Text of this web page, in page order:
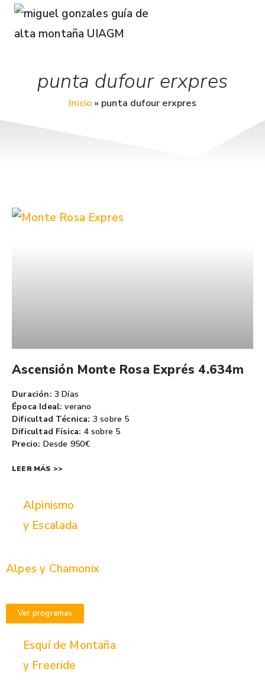
punta dufour erxpres
Inicio » punta dufour erxpres
Ascensión Monte Rosa Exprés 4.634m
Duración: 3 Días
Época Ideal: verano
Dificultad Técnica: 3 sobre 5
Dificultad Física: 4 sobre 5
Precio: Desde 950€
LEER MÁS >>
Alpinismo
y Escalada
Alpes y Chamonix
Ver programas
Esquí de Montaña
y Freeride